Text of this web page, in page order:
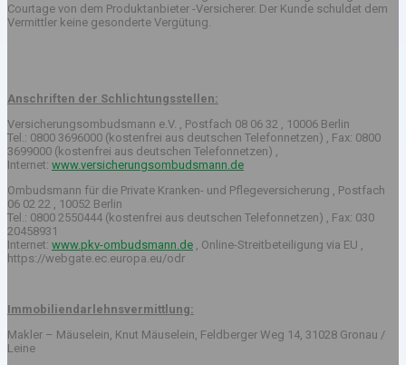
Courtage von dem Produktanbieter -Versicherer. Der Kunde schuldet dem
Vermittler keine gesonderte Vergütung.
Anschriften der Schlichtungsstellen:
Versicherungsombudsmann e.V. , Postfach 08 06 32 , 10006 Berlin
Tel.: 0800 3696000 (kostenfrei aus deutschen Telefonnetzen) , Fax: 0800
3699000 (kostenfrei aus deutschen Telefonnetzen) ,
Internet: www.versicherungsombudsmann.de
Ombudsmann für die Private Kranken- und Pflegeversicherung , Postfach
06 02 22 , 10052 Berlin
Tel.: 0800 2550444 (kostenfrei aus deutschen Telefonnetzen) , Fax: 030
20458931
Internet: www.pkv-ombudsmann.de , Online-Streitbeteiligung via EU ,
https://webgate.ec.europa.eu/odr
Immobiliendarlehnsvermittlung:
Makler – Mäuselein, Knut Mäuselein, Feldberger Weg 14, 31028 Gronau /
Leine